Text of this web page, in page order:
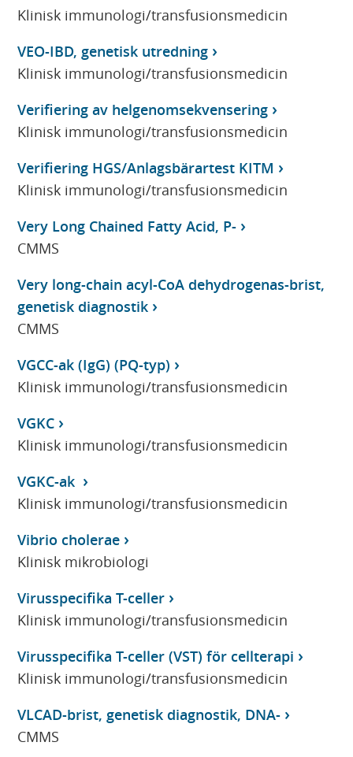
Klinisk immunologi/transfusionsmedicin
VEO-IBD, genetisk utredning
Klinisk immunologi/transfusionsmedicin
Verifiering av helgenomsekvensering
Klinisk immunologi/transfusionsmedicin
Verifiering HGS/Anlagsbärartest KITM
Klinisk immunologi/transfusionsmedicin
Very Long Chained Fatty Acid, P-
CMMS
Very long-chain acyl-CoA dehydrogenas-brist,
genetisk diagnostik
CMMS
VGCC-ak (IgG) (PQ-typ)
Klinisk immunologi/transfusionsmedicin
VGKC
Klinisk immunologi/transfusionsmedicin
VGKC-ak
Klinisk immunologi/transfusionsmedicin
Vibrio cholerae
Klinisk mikrobiologi
Virusspecifika T-celler
Klinisk immunologi/transfusionsmedicin
Virusspecifika T-celler (VST) för cellterapi
Klinisk immunologi/transfusionsmedicin
VLCAD-brist, genetisk diagnostik, DNA-
CMMS